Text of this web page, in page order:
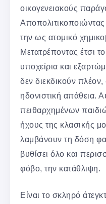
οικογενειακούς
Αποπολιτικοποιώντας
την ως ατομικό
Μετατρέποντας έτσι
υποχείρια και
δεν διεκδικούν πλέον,
ηδονιστική απάθεια.
πειθαρχημένων
ήχους της κλασικής
λαμβάνουν τη δόση
βυθίσει όλο και
φόβο, την κατάθλιψη.
Είναι το σκληρό